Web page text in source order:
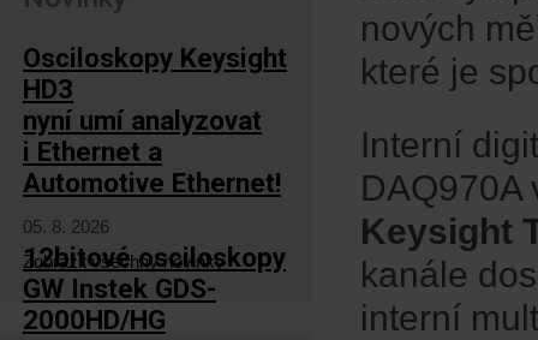
nových
které je
Interní
DAQ970A
Keysight
kanále
interní
Osciloskopy Keysight
HD3
nyní umí analyzovat
i Ethernet a
Automotive Ethernet!
05. 8. 2026
12bitové osciloskopy
GW Instek GDS-
2000HD/HG
Zobrazit všechny novinky